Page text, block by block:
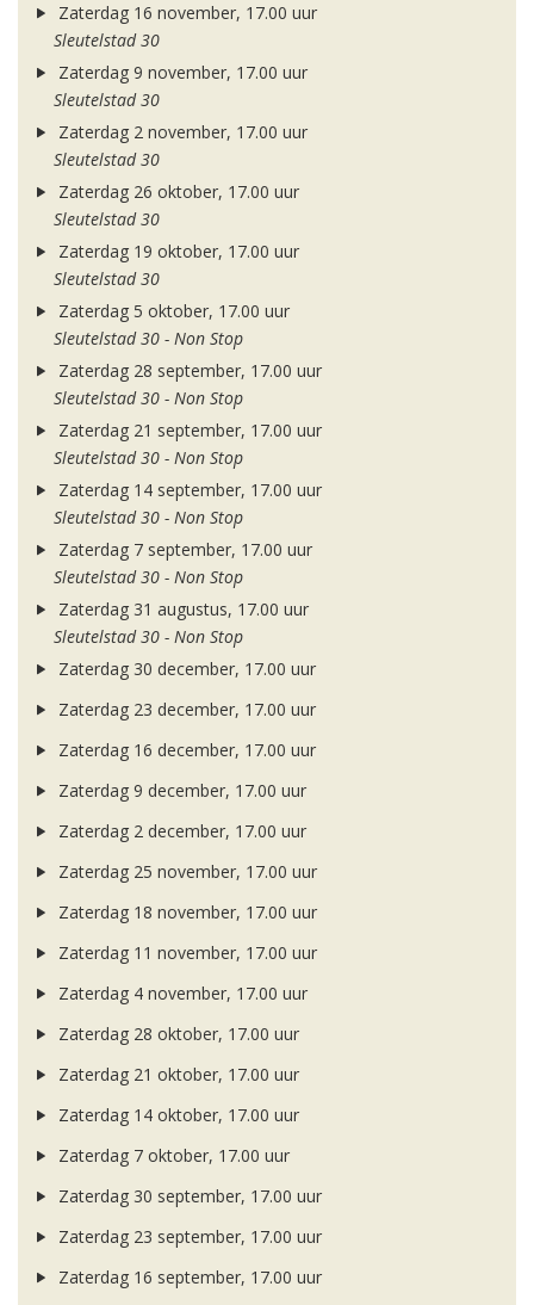
Zaterdag 16 november, 17.00 uur
Sleutelstad 30
Zaterdag 9 november, 17.00 uur
Sleutelstad 30
Zaterdag 2 november, 17.00 uur
Sleutelstad 30
Zaterdag 26 oktober, 17.00 uur
Sleutelstad 30
Zaterdag 19 oktober, 17.00 uur
Sleutelstad 30
Zaterdag 5 oktober, 17.00 uur
Sleutelstad 30 - Non Stop
Zaterdag 28 september, 17.00 uur
Sleutelstad 30 - Non Stop
Zaterdag 21 september, 17.00 uur
Sleutelstad 30 - Non Stop
Zaterdag 14 september, 17.00 uur
Sleutelstad 30 - Non Stop
Zaterdag 7 september, 17.00 uur
Sleutelstad 30 - Non Stop
Zaterdag 31 augustus, 17.00 uur
Sleutelstad 30 - Non Stop
Zaterdag 30 december, 17.00 uur
Zaterdag 23 december, 17.00 uur
Zaterdag 16 december, 17.00 uur
Zaterdag 9 december, 17.00 uur
Zaterdag 2 december, 17.00 uur
Zaterdag 25 november, 17.00 uur
Zaterdag 18 november, 17.00 uur
Zaterdag 11 november, 17.00 uur
Zaterdag 4 november, 17.00 uur
Zaterdag 28 oktober, 17.00 uur
Zaterdag 21 oktober, 17.00 uur
Zaterdag 14 oktober, 17.00 uur
Zaterdag 7 oktober, 17.00 uur
Zaterdag 30 september, 17.00 uur
Zaterdag 23 september, 17.00 uur
Zaterdag 16 september, 17.00 uur